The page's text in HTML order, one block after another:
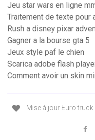
Jeu star wars en ligne
Traitement de texte pour
Rush a disney pixar
Gagner a la bourse gta 5
Jeux style paf le chien
Scarica adobe flash
Comment avoir un skin
Mise à jour Euro